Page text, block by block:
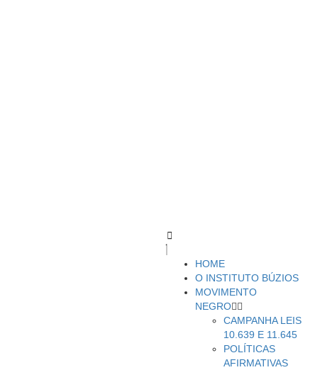
HOME
O INSTITUTO BÚZIOS
MOVIMENTO
NEGRO
CAMPANHA LEIS
10.639 E 11.645
POLÍTICAS
AFIRMATIVAS